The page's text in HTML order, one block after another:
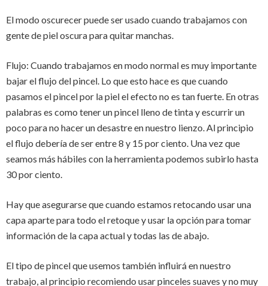
El modo oscurecer puede ser usado cuando trabajamos con
gente de piel oscura para quitar manchas.
Flujo: Cuando trabajamos en modo normal es muy importante
bajar el flujo del pincel. Lo que esto hace es que cuando
pasamos el pincel por la piel el efecto no es tan fuerte. En otras
palabras es como tener un pincel lleno de tinta y escurrir un
poco para no hacer un desastre en nuestro lienzo. Al principio
el flujo debería de ser entre 8 y 15 por ciento. Una vez que
seamos más hábiles con la herramienta podemos subirlo hasta
30 por ciento.
Hay que asegurarse que cuando estamos retocando usar una
capa aparte para todo el retoque y usar la opción para tomar
información de la capa actual y todas las de abajo.
El tipo de pincel que usemos también influirá en nuestro
trabajo, al principio recomiendo usar pinceles suaves y no muy